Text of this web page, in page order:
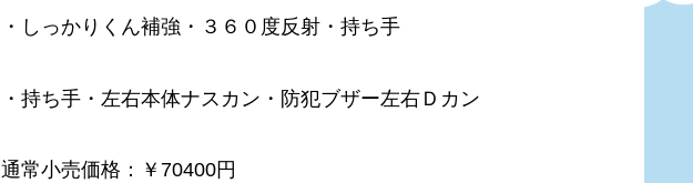
・しっかりくん補強・３６０度反射・持ち手
・持ち手・左右本体ナスカン・防犯ブザー左右Ｄカン
通常小売価格：￥70400円